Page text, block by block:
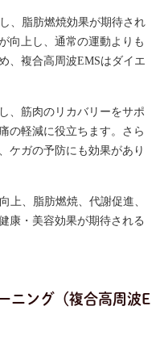
、脂肪燃焼効果が期待され
向上し、通常の運動よりも
、複合高周波EMSはダイエ
、筋肉のリカバリーをサポ
の軽減に役立ちます。さら
ケガの予防にも効果があり
上、脂肪燃焼、代謝促進、
康・美容効果が期待される
ニング（複合高周波E